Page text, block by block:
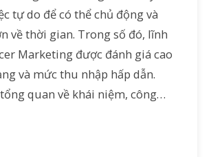
tự do để có thể chủ động và
về thời gian. Trong số đó, lĩnh
Marketing được đánh giá cao
và mức thu nhập hấp dẫn.
quan về khái niệm, công…